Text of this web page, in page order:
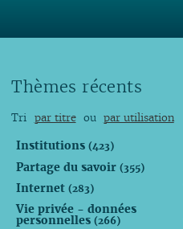
Thèmes récents
Tri par titre ou par utilisation
Institutions (423)
Partage du savoir (355)
Internet (283)
Vie privée - données
personnelles (266)